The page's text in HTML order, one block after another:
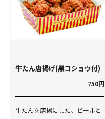
牛たん唐揚げ(黒コショウ付)
750円
牛たんを唐揚にした、ビールと